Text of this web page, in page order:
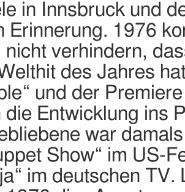
in Innsbruck und
Erinnerung. 1976
nicht verhindern,
des Jahres
und der
die Entwicklung ins
war
Show“ im US-
im deutschen